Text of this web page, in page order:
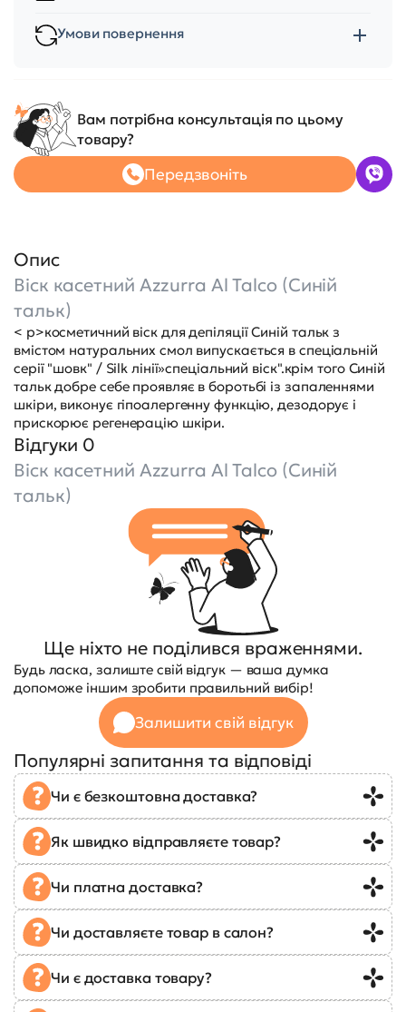
Умови повернення
Вам потрібна консультація по цьому
товару?
Передзвоніть
Опис
Віск касетний Azzurra Al Talco (Синій
тальк)
< p>косметичний віск для депіляції Синій тальк з
вмістом натуральних смол випускається в спеціальній
серії "шовк" / Silk лінії»спеціальний віск".крім того Синій
тальк добре себе проявляє в боротьбі із запаленнями
шкіри, виконує гіпоалергенну функцію, дезодорує і
прискорює регенерацію шкіри.
Відгуки 0
Віск касетний Azzurra Al Talco (Синій
тальк)
Ще ніхто не поділився враженнями.
Будь ласка, залиште свій відгук — ваша думка
допоможе іншим зробити правильний вибір!
Залишити свій відгук
Популярні запитання та відповіді
Чи є безкоштовна доставка?
Як швидко відправляєте товар?
Чи платна доставка?
Чи доставляєте товар в салон?
Чи є доставка товару?